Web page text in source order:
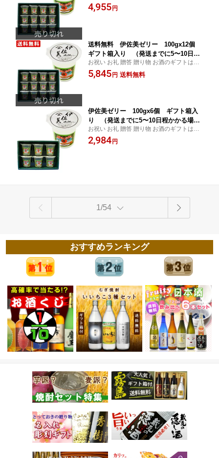
任せ下さい
4,955 円
送料無料 伊佐美ゼリー 100gx12個
ギフト箱入り （発送までに5〜10日程
かかる場合がございます） （北海道・
沖縄＋890円） お中元 夏ギフト 暑中見
お祝い お礼 贈答 贈り物 お酒のギフトはお
任せ下さい
5,845 円 送料無料
伊佐美ゼリー 100gx6個 ギフト箱入
り （発送までに5〜10日程かかる場合
がございます） ■ お中元 夏ギフト 暑中
見舞い
お祝い お礼 贈答 贈り物 お酒のギフトはお
任せ下さい
2,984 円
1/54
おすすめランキング